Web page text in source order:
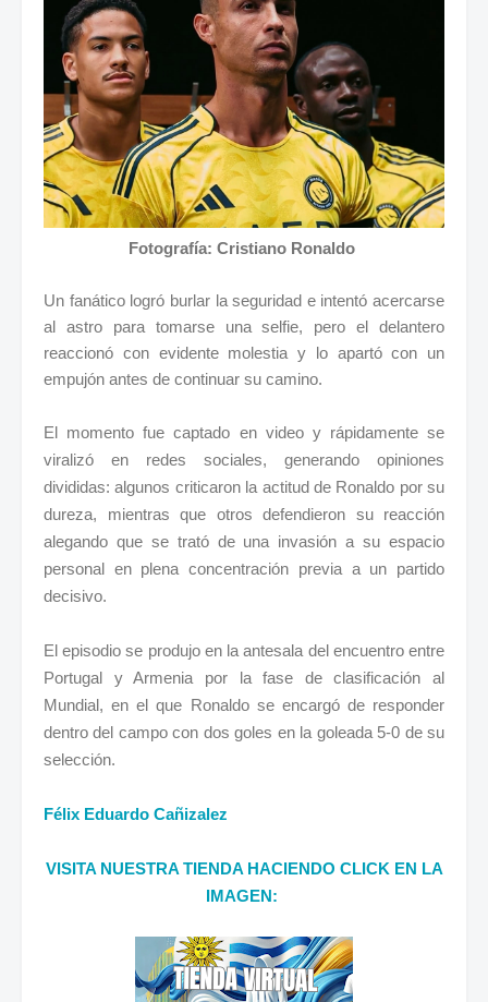
Fotografía: Cristiano Ronaldo
Un fanático logró burlar la seguridad e intentó acercarse
al astro para tomarse una selfie, pero el delantero
reaccionó con evidente molestia y lo apartó con un
empujón antes de continuar su camino.
El momento fue captado en video y rápidamente se
viralizó en redes sociales, generando opiniones
divididas: algunos criticaron la actitud de Ronaldo por su
dureza, mientras que otros defendieron su reacción
alegando que se trató de una invasión a su espacio
personal en plena concentración previa a un partido
decisivo.
El episodio se produjo en la antesala del encuentro entre
Portugal y Armenia por la fase de clasificación al
Mundial, en el que Ronaldo se encargó de responder
dentro del campo con dos goles en la goleada 5-0 de su
selección.
Félix Eduardo Cañizalez
VISITA NUESTRA TIENDA HACIENDO CLICK EN LA
IMAGEN: